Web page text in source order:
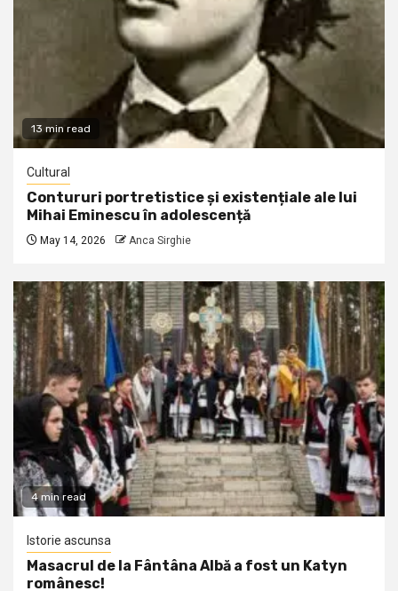
13 min read
Cultural
Contururi portretistice și existențiale ale lui
Mihai Eminescu în adolescență
May 14, 2026 Anca Sirghie
4 min read
Istorie ascunsa
Masacrul de la Fântâna Albă a fost un Katyn
românesc!